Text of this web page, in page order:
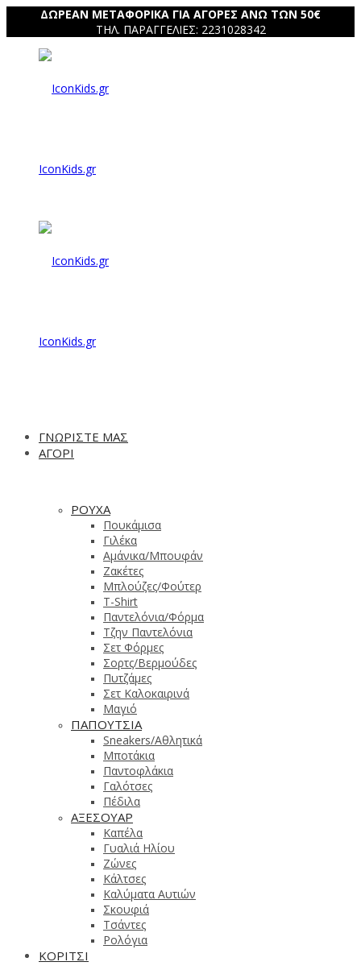
ΔΩΡΕΑΝ ΜΕΤΑΦΟΡΙΚΑ ΓΙΑ ΑΓΟΡΕΣ ΑΝΩ ΤΩΝ 50€
ΤΗΛ. ΠΑΡΑΓΓΕΛΙΕΣ: 2231028342
IconKids.gr
IconKids.gr
ΓΝΩΡΙΣΤΕ ΜΑΣ
ΑΓΟΡΙ
ΡΟΥΧΑ
Πουκάμισα
Γιλέκα
Αμάνικα/Μπουφάν
Ζακέτες
Μπλούζες/Φούτερ
T-Shirt
Παντελόνια/Φόρμα
Τζην Παντελόνια
Σετ Φόρμες
Σορτς/Βερμούδες
Πυτζάμες
Σετ Καλοκαιρινά
Μαγιό
ΠΑΠΟΥΤΣΙΑ
Sneakers/Aθλητικά
Μποτάκια
Παντοφλάκια
Γαλότσες
Πέδιλα
ΑΞΕΣΟΥΑΡ
Καπέλα
Γυαλιά Ηλίου
Ζώνες
Κάλτσες
Καλύματα Αυτιών
Σκουφιά
Τσάντες
Ρολόγια
ΚΟΡΙΤΣΙ